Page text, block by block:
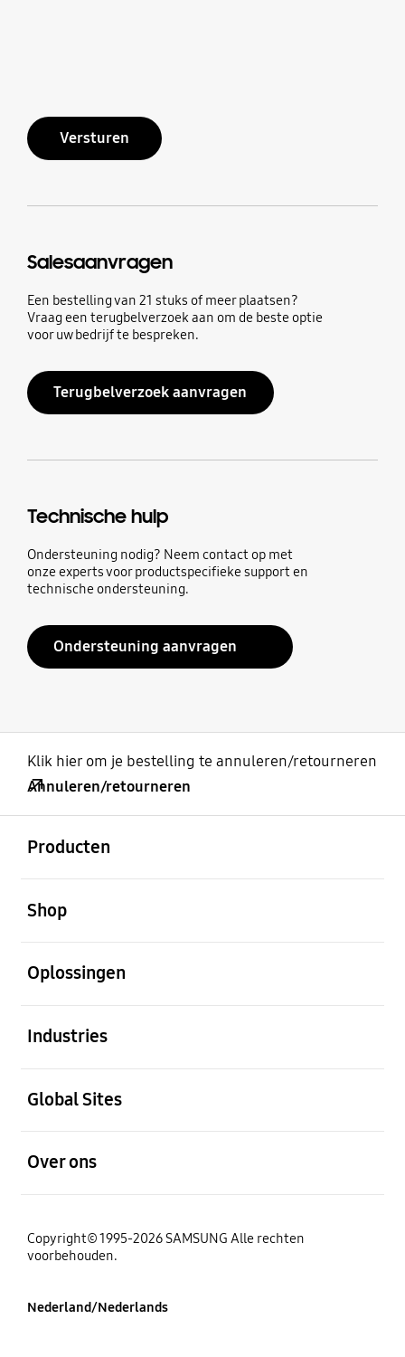
Versturen
Salesaanvragen
Een bestelling van 21 stuks of meer plaatsen?
Vraag een terugbelverzoek aan om de beste optie
voor uw bedrijf te bespreken.
Terugbelverzoek aanvragen
Technische hulp
Ondersteuning nodig? Neem contact op met
onze experts voor productspecifieke support en
technische ondersteuning.
Ondersteuning aanvragen
Klik hier om je bestelling te annuleren/retourneren
Annuleren/retourneren
Producten
Shop
Oplossingen
Industries
Global Sites
Over ons
Copyright© 1995-2026 SAMSUNG Alle rechten
voorbehouden.
Nederland/Nederlands